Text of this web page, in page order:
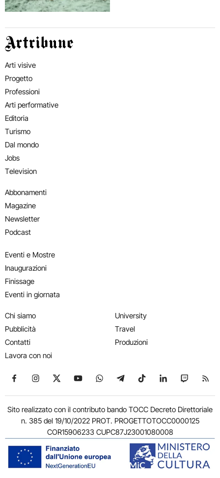
Artribune
Arti visive
Progetto
Professioni
Arti performative
Editoria
Turismo
Dal mondo
Jobs
Television
Abbonamenti
Magazine
Newsletter
Podcast
Eventi e Mostre
Inaugurazioni
Finissage
Eventi in giornata
Chi siamo
Pubblicità
Contatti
Lavora con noi
University
Travel
Produzioni
Seguici su Facebook
Seguici su Instagram
Seguici su X
Seguici su YouTube
Seguici su WhatsApp
Seguici su Telegram
Seguici su TikTok
Seguici su
Seguici
Sito realizzato con il contributo bando TOCC Decreto Direttoriale
n. 385 del 19/10/2022 PROT. PROGETTOTOCC0000125
COR15906233 CUPC87J23001080008